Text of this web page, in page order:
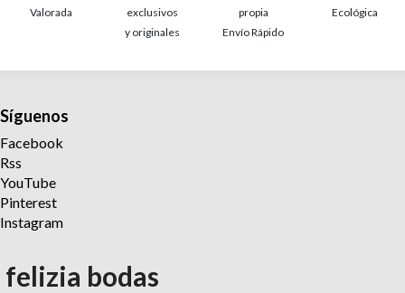
Valorada
exclusivos
y originales
propia
Envío Rápido
Ecológica
Síguenos
Facebook
Rss
YouTube
Pinterest
Instagram
felizia bodas